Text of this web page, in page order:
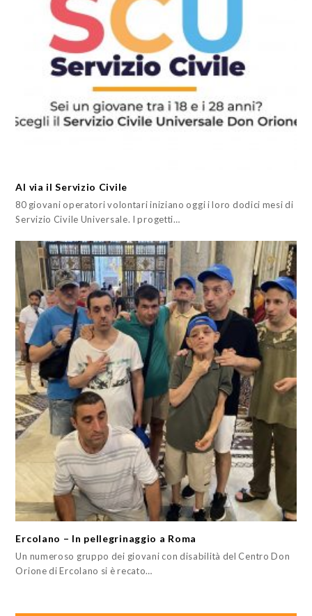
Al via il Servizio Civile
80 giovani operatori volontari iniziano oggi i loro dodici mesi di
Servizio Civile Universale. I progetti…
Ercolano – In pellegrinaggio a Roma
Un numeroso gruppo dei giovani con disabilità del Centro Don
Orione di Ercolano si è recato…